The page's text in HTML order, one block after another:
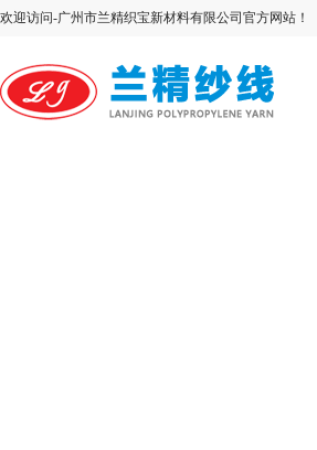
欢迎访问-广州市兰精织宝新材料有限公司官方网